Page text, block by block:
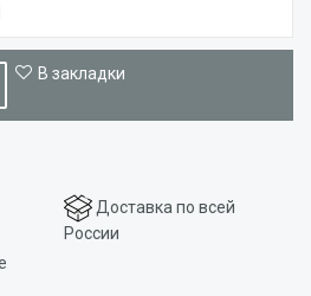
В закладки
Доставка по всей
России